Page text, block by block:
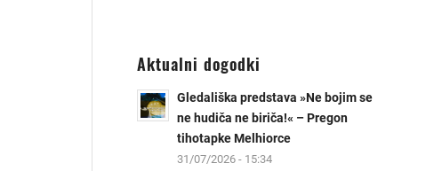
Aktualni dogodki
Gledališka predstava »Ne bojim se
ne hudiča ne biriča!« – Pregon
tihotapke Melhiorce
31/07/2026 - 15:34